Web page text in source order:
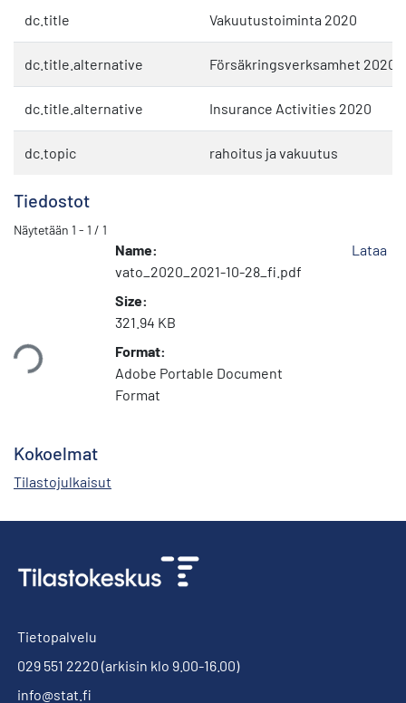
dc.title Vakuutustoiminta 2020
dc.title.alternative Försäkringsverksamhet 2020
dc.title.alternative Insurance Activities 2020
dc.topic rahoitus ja vakuutus
Tiedostot
Näytetään 1 - 1 / 1
Name:
vato_2020_2021-10-28_fi.pdf
Size:
321.94 KB
Format:
Adobe Portable Document
Format
Lataa
Kokoelmat
Tilastojulkaisut
Tietopalvelu
029 551 2220 (arkisin klo 9.00-16.00)
info@stat.fi